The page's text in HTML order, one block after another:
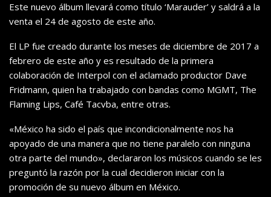
Este nuevo álbum llevará como título ‘Marauder’ y saldrá a la
venta el 24 de agosto de este año.
El LP fue creado durante los meses de diciembre de 2017 a
febrero de este año y es resultado de la primera
colaboración de Interpol con el aclamado productor Dave
Fridmann, quien ha trabajado con bandas como MGMT, The
Flaming Lips, Café Tacvba, entre otras.
«México ha sido el país que incondicionalmente nos ha
apoyado de una manera que no tiene paralelo con ninguna
otra parte del mundo», declararon los músicos cuando se les
preguntó la razón por la cual decidieron iniciar con la
promoción de su nuevo álbum en México.